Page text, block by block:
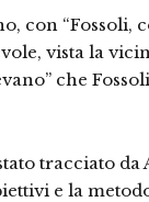
con “Fossoli,
vista la
che
tracciato
e la